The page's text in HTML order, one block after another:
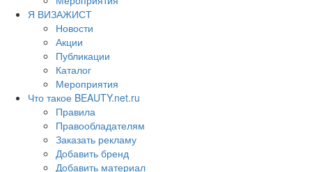
Я ВИЗАЖИСТ
Новости
Акции
Публикации
Каталог
Мероприятия
Что такое BEAUTY.net.ru
Правила
Правообладателям
Заказать рекламу
Добавить бренд
Добавить материал